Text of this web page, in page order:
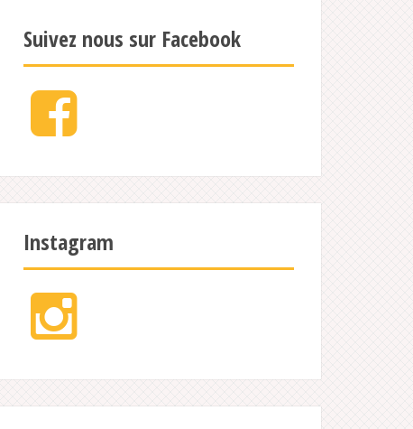
Suivez nous sur Facebook
Facebook
Instagram
Instagram